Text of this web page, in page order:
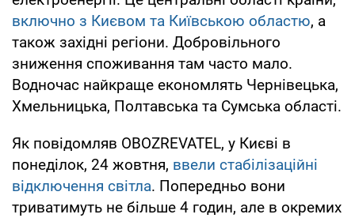
включно з Києвом та Київською областю, а
також західні регіони. Добровільного
зниження споживання там часто мало.
Водночас найкраще економлять Чернівецька,
Хмельницька, Полтавська та Сумська області.
Як повідомляв OBOZREVATEL, у Києві в
понеділок, 24 жовтня, ввели стабілізаційні
відключення світла. Попередньо вони
триватимуть не більше 4 годин, але в окремих